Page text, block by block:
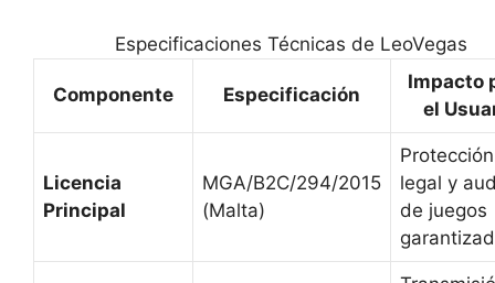
Especificaciones Técnicas de LeoVegas
Componente Especificación
Impacto
el
Licencia
Principal
MGA/B2C/294/2015
(Malta)
Protección
legal y
de juegos